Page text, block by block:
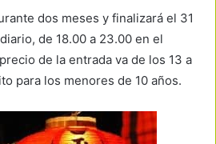
dos meses y finalizará el 31
de 18.00 a 23.00 en el
de la entrada va de los 13 a
para los menores de 10 años.